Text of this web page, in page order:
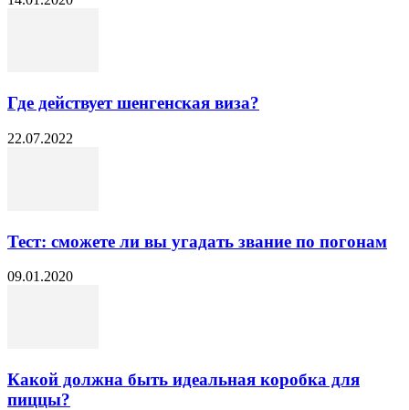
Где действует шенгенская виза?
22.07.2022
Тест: сможете ли вы угадать звание по погонам
09.01.2020
Какой должна быть идеальная коробка для
пиццы?